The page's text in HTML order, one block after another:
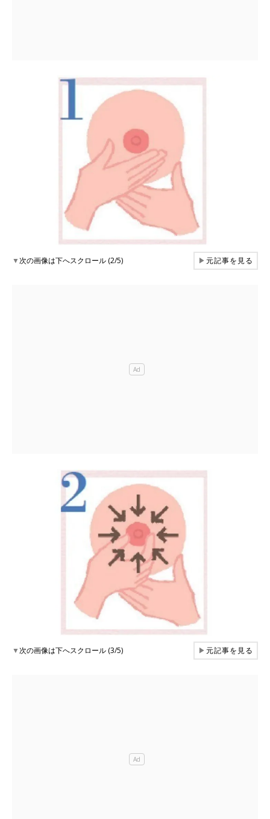
▼次の画像は下へスクロール (2/5) ▶元記事を見る
▼次の画像は下へスクロール (3/5) ▶元記事を見る